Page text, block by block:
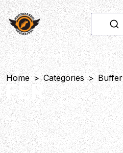
Home > Categories > Buffer